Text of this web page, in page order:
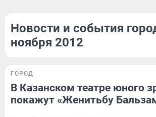
Новости и события
ноября 2012
ГОРОД
В Казанском театре юного
покажут «Женитьбу